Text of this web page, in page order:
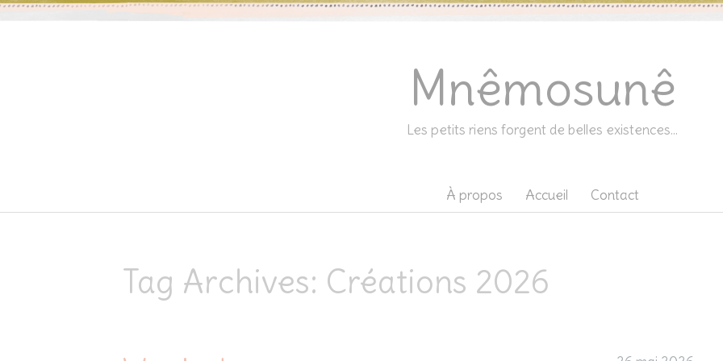
Mnêmosunê
Les petits riens forgent de belles existences…
À propos Accueil Contact
Tag Archives: Créations 2026